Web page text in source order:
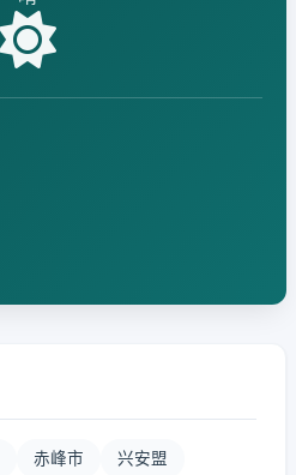
赤峰市 兴安盟